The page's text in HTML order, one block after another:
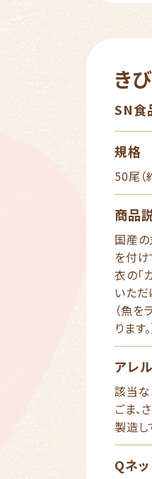
き
SN食
規格
50尾
商品
国産の
を付け
衣の「
いただ
（魚
ります。
アレ
該当な
ごま、
製造し
Qネ